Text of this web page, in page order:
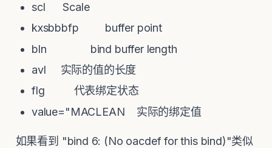
scl Scale
kxsbbbfp buffer point
bln bind buffer length
avl 实际的值的长度
flg 代表绑定状态
value="MACLEAN 实际的绑定值
如果看到 "bind 6: (No oacdef for this bind)"类似